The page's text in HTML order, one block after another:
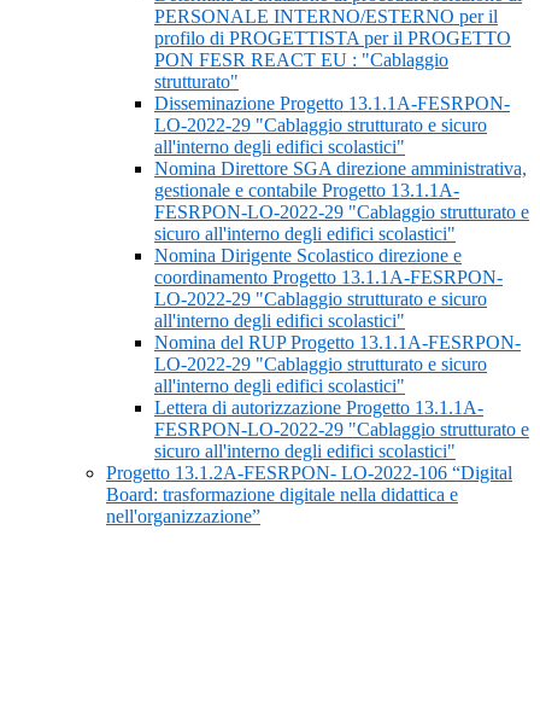
PERSONALE INTERNO/ESTERNO per il
profilo di PROGETTISTA per il PROGETTO
PON FESR REACT EU : "Cablaggio
strutturato"
Disseminazione Progetto 13.1.1A-FESRPON-
LO-2022-29 "Cablaggio strutturato e sicuro
all'interno degli edifici scolastici"
Nomina Direttore SGA direzione amministrativa,
gestionale e contabile Progetto 13.1.1A-
FESRPON-LO-2022-29 "Cablaggio strutturato e
sicuro all'interno degli edifici scolastici"
Nomina Dirigente Scolastico direzione e
coordinamento Progetto 13.1.1A-FESRPON-
LO-2022-29 "Cablaggio strutturato e sicuro
all'interno degli edifici scolastici"
Nomina del RUP Progetto 13.1.1A-FESRPON-
LO-2022-29 "Cablaggio strutturato e sicuro
all'interno degli edifici scolastici"
Lettera di autorizzazione Progetto 13.1.1A-
FESRPON-LO-2022-29 "Cablaggio strutturato e
sicuro all'interno degli edifici scolastici"
Progetto 13.1.2A-FESRPON- LO-2022-106 “Digital
Board: trasformazione digitale nella didattica e
nell'organizzazione”